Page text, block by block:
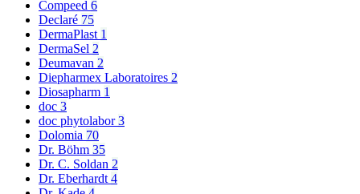
Compeed 6
Declaré 75
DermaPlast 1
DermaSel 2
Deumavan 2
Diepharmex Laboratoires 2
Diosapharm 1
doc 3
doc phytolabor3
Dolomia 70
Dr. Böhm 35
Dr. C. Soldan 2
Dr. Eberhardt 4